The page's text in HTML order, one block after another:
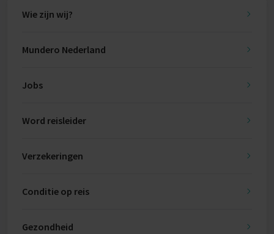
Wie zijn wij?
Mundero Nederland
Jobs
Word reisleider
Verzekeringen
Conditie op reis
Gezondheid